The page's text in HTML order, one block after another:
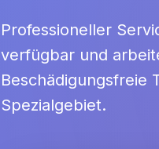
Professioneller
verfügbar und
Beschädigungsfreie
Spezialgebiet.